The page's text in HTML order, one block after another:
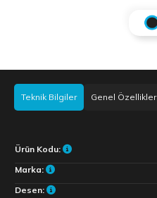
Teknik Bilgiler Genel Özellikler
Ürün Kodu:
Marka:
Desen: